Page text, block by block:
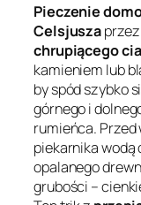
Pieczenie
Celsjuszaprzez
chrupiącego
kamieniem lub
by spód szybko
górnego i
rumieńca. Przed
piekarnika wodą
opalanego
grubości –